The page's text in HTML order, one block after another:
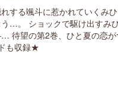
する颯斗に惹かれていくみ
…。 ショックで駆け出すみ
待望の第2巻、ひと夏の恋
も収録★